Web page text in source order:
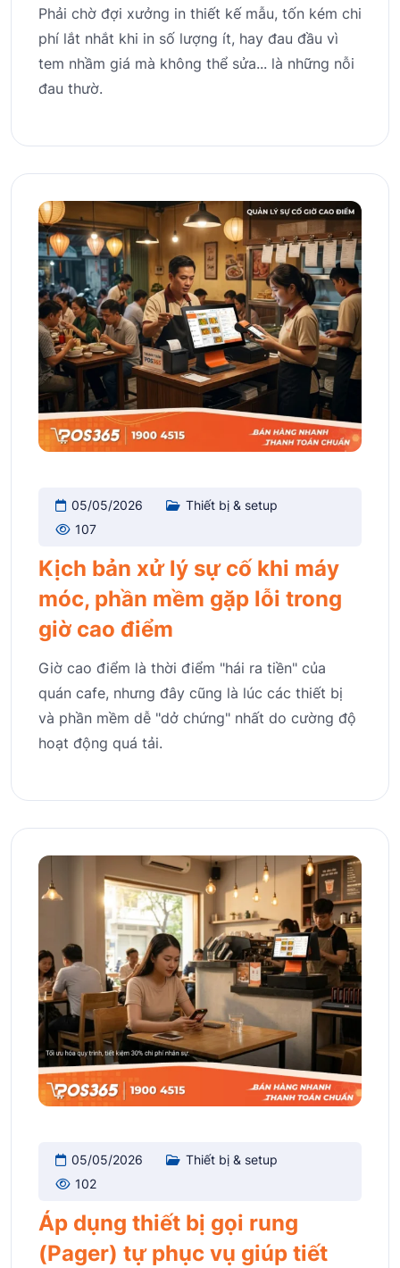
Phải chờ đợi xưởng in thiết kế mẫu, tốn kém chi
phí lắt nhắt khi in số lượng ít, hay đau đầu vì
tem nhầm giá mà không thể sửa... là những nỗi
đau thườ.
05/05/2026
Thiết bị & setup
107
Kịch bản xử lý sự cố khi máy
móc, phần mềm gặp lỗi trong
giờ cao điểm
Giờ cao điểm là thời điểm "hái ra tiền" của
quán cafe, nhưng đây cũng là lúc các thiết bị
và phần mềm dễ "dở chứng" nhất do cường độ
hoạt động quá tải.
05/05/2026
Thiết bị & setup
102
Áp dụng thiết bị gọi rung
(Pager) tự phục vụ giúp tiết